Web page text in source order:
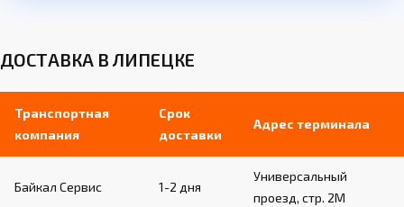
ДОСТАВКА В ЛИПЕЦКЕ
Транспортная
компания
Срок
доставки
Адрес терминала
Байкал Сервис 1-2 дня
Универсальный
проезд, стр. 2М